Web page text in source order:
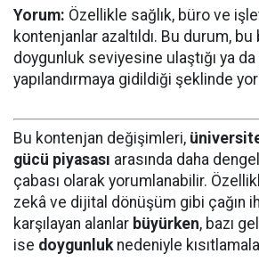
Yorum: Özellikle sağlık, büro ve
kontenjanlar azaltıldı. Bu durum,
doygunluk seviyesine ulaştığı ya
yapılandırmaya gidildiği şeklinde
Bu kontenjan değişimleri,
gücü piyasası arasında daha
çabası olarak yorumlanabilir.
zekâ ve dijital dönüşüm gibi çağın
karşılayan alanlar büyürken, bazı
ise doygunluknedeniyle